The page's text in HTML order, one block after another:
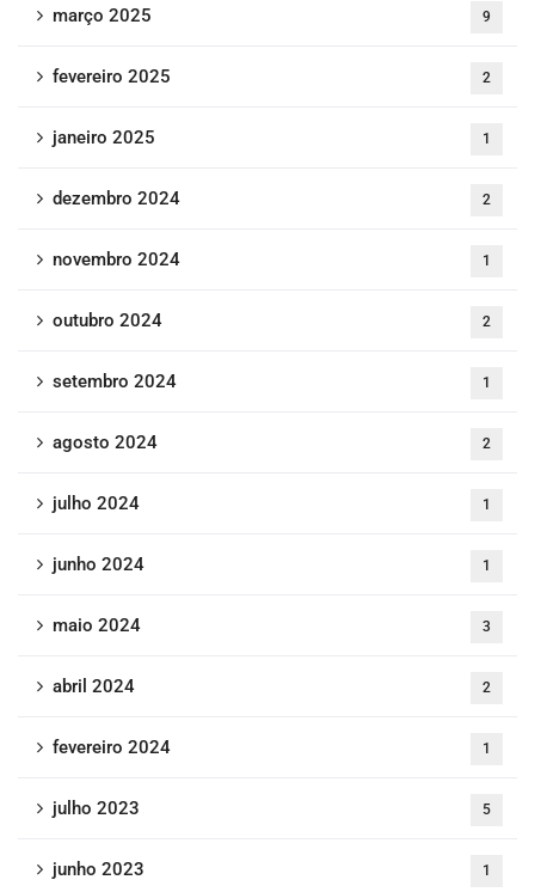
março 2025 9
fevereiro 2025 2
janeiro 2025 1
dezembro 2024 2
novembro 2024 1
outubro 2024 2
setembro 2024 1
agosto 2024 2
julho 2024 1
junho 2024 1
maio 2024 3
abril 2024 2
fevereiro 2024 1
julho 2023 5
junho 2023 1